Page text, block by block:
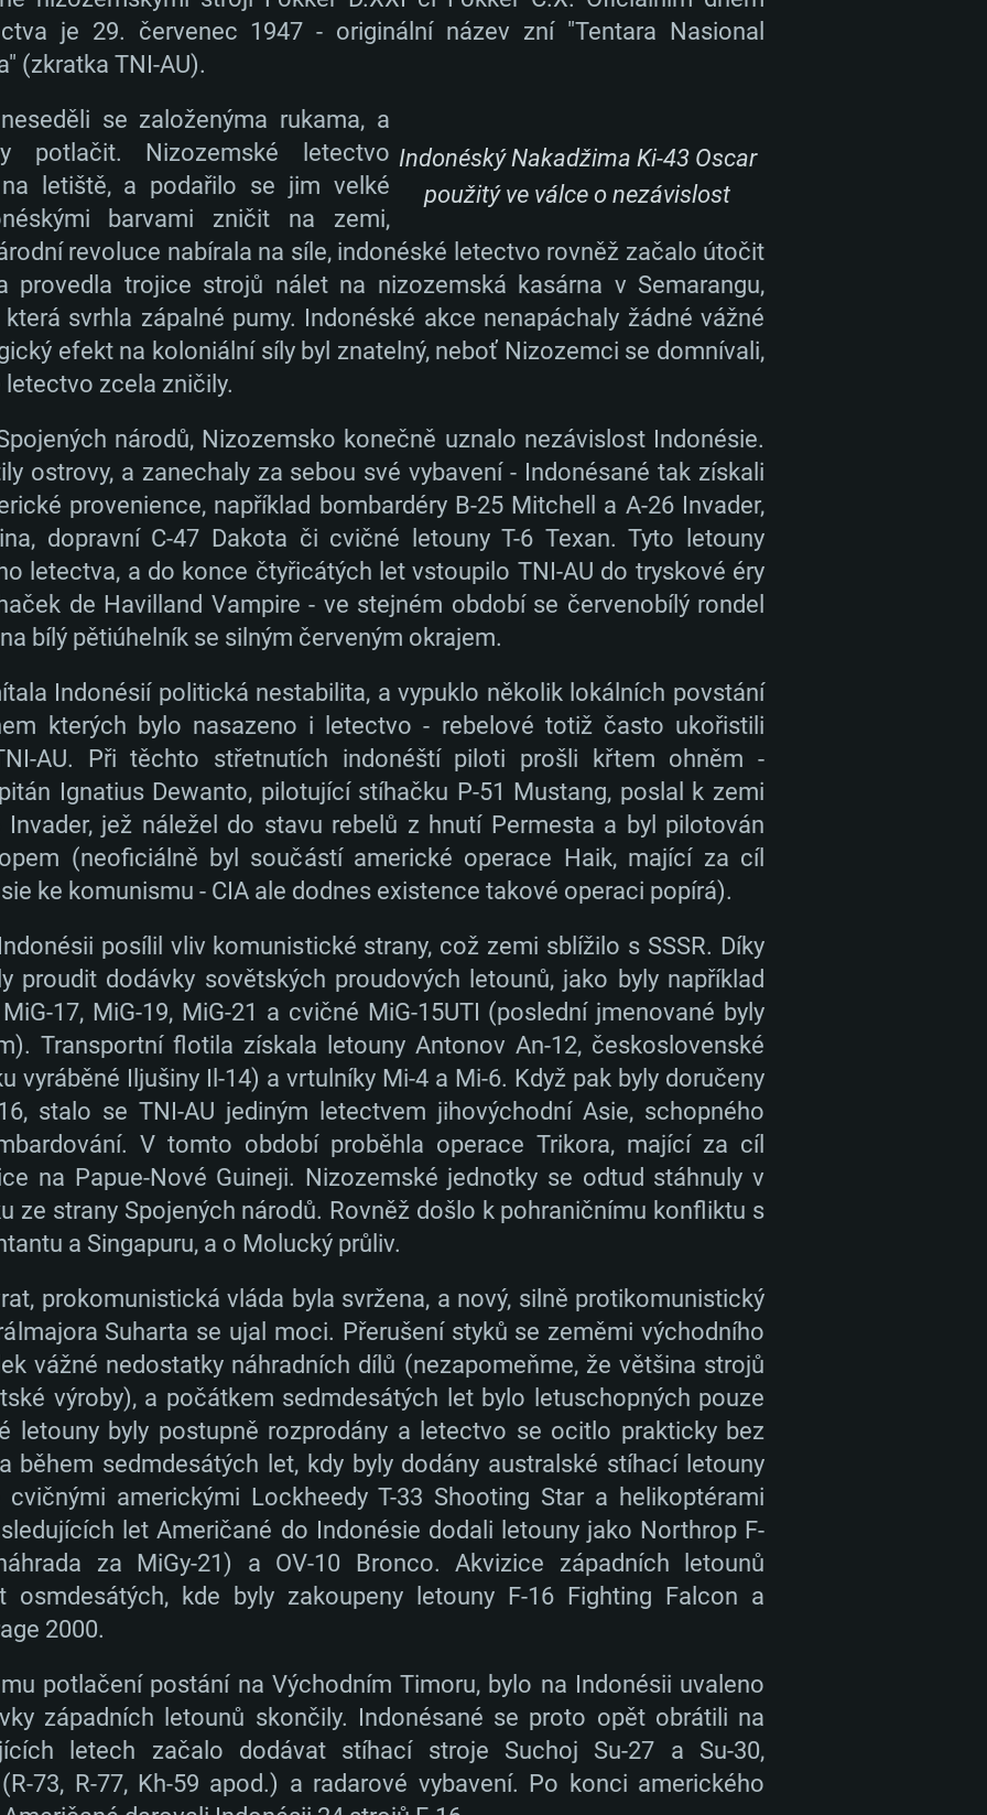
AMD Radeon
Minimální
Doporučené
OS: Windows 10/11 (64bitový)
Procesor: Intel Core i5 nebo Ryzen 5 3600 a lepší
Operační paměť: 16 GB
Grafická karta: podpora DirectX 11: Nvidia
GeForce 1060 a lepší, Radeon RX 570 a lepší
Připojení: Širokopásmové připojení
Místo na disku: 62,2 GB
podporován)
nebo
Nvidia pro
hry je 720p
Doporučené
OS: Mac OS Big Sur 11.0 nebo novější
Procesor: Core i7 (Intel Xeon není podporován)
Operační paměť: 8 GB
Grafická karta: Radeon Vega II nebo výkonnější s
podporou Metal.
Připojení: Širokopásmové připojení
Místo na disku: 62,2 GB
distribucí
než půl roku)
než půl roku);
je 720p) a s
Doporučené
OS: Ubuntu 20.04 64bit
Procesor: Intel Core i7
Operační paměť: 16 GB
Grafická karta: NVIDIA 1060 s nejnovějšími
proprietárními ovladači (ne staršími, než půl roku)
/ srovnatelná karta AMD (Radeon RX 570) s
nejnovějšími proprietárními ovladači (ne staršími,
než půl roku) a s podporou Vulcan.
Připojení: Širokopásmové připojení
Místo na disku: 62,2 GB
je 29. červenec 1947 - originální název zní "Tentara Nasional
(zkratka TNI-AU).
Indonéský Nakadžima Ki-43 Oscar
použitý ve válce o nezávislost
se založenýma rukama, a
potlačit. Nizozemské letectvo
letiště, a podařilo se jim velké
barvami zničit na zemi,
revoluce nabírala na síle, indonéské letectvo rovněž začalo útočit
provedla trojice strojů nálet na nizozemská kasárna v Semarangu,
svrhla zápalné pumy. Indonéské akce nenapáchaly žádné vážné
efekt na koloniální síly byl znatelný, neboť Nizozemci se domnívali,
zcela zničily.
národů, Nizozemsko konečně uznalo nezávislost Indonésie.
ostrovy, a zanechaly za sebou své vybavení - Indonésané tak získali
provenience, například bombardéry B-25 Mitchell a A-26 Invader,
dopravní C-47 Dakota či cvičné letouny T-6 Texan. Tyto letouny
letectva, a do konce čtyřicátých let vstoupilo TNI-AU do tryskové éry
de Havilland Vampire - ve stejném období se červenobílý rondel
bílý pětiúhelník se silným červeným okrajem.
Indonésií politická nestabilita, a vypuklo několik lokálních povstání
kterých bylo nasazeno i letectvo - rebelové totiž často ukořistili
AU. Při těchto střetnutích indonéští piloti prošli křtem ohněm -
Ignatius Dewanto, pilotující stíhačku P-51 Mustang, poslal k zemi
Invader, jež náležel do stavu rebelů z hnutí Permesta a byl pilotován
(neoficiálně byl součástí americké operace Haik, mající za cíl
ke komunismu - CIA ale dodnes existence takové operaci popírá).
posílil vliv komunistické strany, což zemi sblížilo s SSSR. Díky
proudit dodávky sovětských proudových letounů, jako byly například
17, MiG-19, MiG-21 a cvičné MiG-15UTI (poslední jmenované byly
Transportní flotila získala letouny Antonov An-12, československé
vyráběné Iljušiny Il-14) a vrtulníky Mi-4 a Mi-6. Když pak byly doručeny
stalo se TNI-AU jediným letectvem jihovýchodní Asie, schopného
V tomto období proběhla operace Trikora, mající za cíl
na Papue-Nové Guineji. Nizozemské jednotky se odtud stáhnuly v
ze strany Spojených národů. Rovněž došlo k pohraničnímu konfliktu s
a Singapuru, a o Molucký průliv.
prokomunistická vláda byla svržena, a nový, silně protikomunistický
Suharta se ujal moci. Přerušení styků se zeměmi východního
vážné nedostatky náhradních dílů (nezapomeňme, že většina strojů
výroby), a počátkem sedmdesátých let bylo letuschopných pouze
letouny byly postupně rozprodány a letectvo se ocitlo prakticky bez
během sedmdesátých let, kdy byly dodány australské stíhací letouny
cvičnými americkými Lockheedy T-33 Shooting Star a helikoptérami
let Američané do Indonésie dodali letouny jako Northrop F-
za MiGy-21) a OV-10 Bronco. Akvizice západních letounů
kde byly zakoupeny letouny F-16 Fighting Falcon a
2000.
potlačení postání na Východním Timoru, bylo na Indonésii uvaleno
západních letounů skončily. Indonésané se proto opět obrátili na
letech začalo dodávat stíhací stroje Suchoj Su-27 a Su-30,
73, R-77, Kh-59 apod.) a radarové vybavení. Po konci amerického